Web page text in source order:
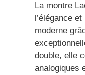
La montre
l’élégance
moderne
double, elle
analogiques